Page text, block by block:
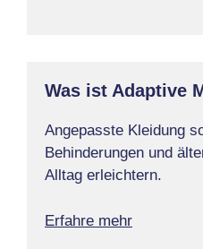
Was ist Adaptive
Angepasste Kleidung
Behinderungen und
Alltag erleichtern.
Erfahre mehr